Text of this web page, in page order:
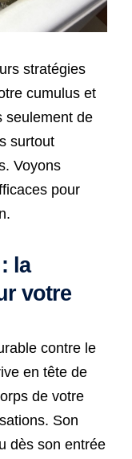
stratégies
cumulus et
seulement de
surtout
Voyons
pour
la
votre
contre le
en tête de
de votre
Son
dès son entrée